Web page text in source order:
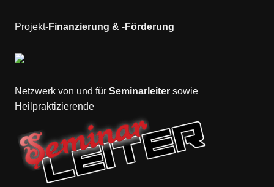
Projekt-Finanzierung & -Förderung
Netzwerk von und für Seminarleitersowie
Heilpraktizierende